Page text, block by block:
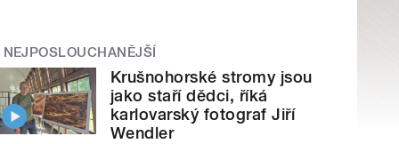
NEJPOSLOUCHANĚJŠÍ
Krušnohorské stromy jsou
jako staří dědci, říká
karlovarský fotograf Jiří
Wendler